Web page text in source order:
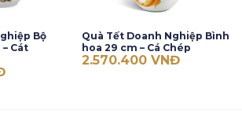
Bộ
– Cát
Quà Tết Doanh Nghiệp Bình
hoa 29 cm – Cá Chép
2.570.400 VNĐ